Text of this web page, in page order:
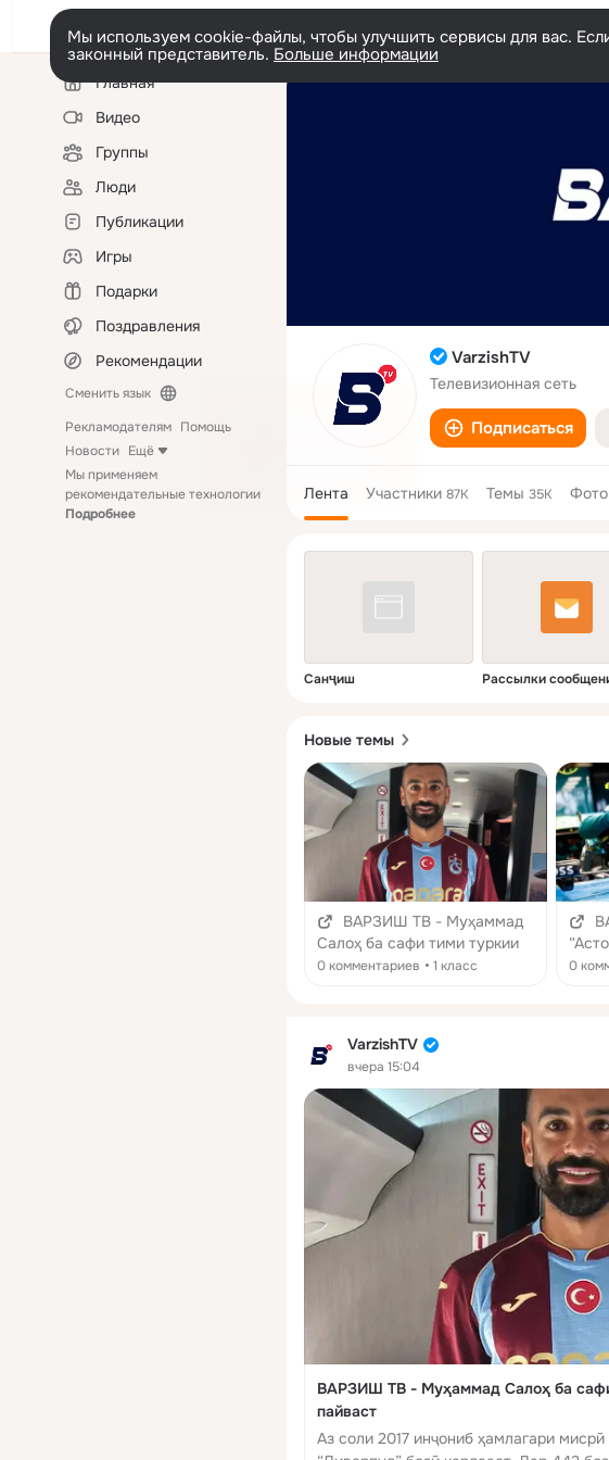
Мы используем cookie-файлы, чтобы улучшить сервисы для вас.
законный представитель. Больше информации
Левая
колонкаГлавная
Видео
Группы
Люди
Публикации
Игры
Подарки
Поздравления
Рекомендации
Сменить язык
Рекламодателям Помощь
Новости Ещё
Мы применяем
рекомендательные технологии
Подробнее
VarzishTV
Телевизионная сеть
Подписаться
Лента Участники 87K Темы 35K Фото
Санҷиш Рассылки
Новые темы
ВАРЗИШ ТВ - Муҳаммад
Салоҳ ба сафи тими туркии
“Трабзонспор” пайваст
0 комментариев 1 класс 0
VarzishTV
вчера 15:04
ВАРЗИШ ТВ - Муҳаммад Салоҳ ба сафи
пайваст
Аз соли 2017 инҷониб ҳамлагари